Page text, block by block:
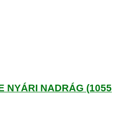
NYÁRI NADRÁG (1055